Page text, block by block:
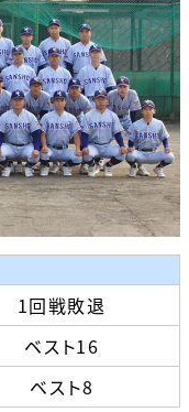
1回戦敗退
ベスト16
ベスト8